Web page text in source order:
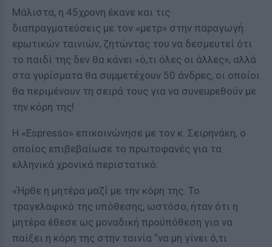
Μάλιστα, η 45χρονη έκανε και τις
διαπραγματεύσεις με τον «μετρ» στην παραγωγή
εpωτικών ταινιών, ζητώντας του να δεσμευτεί ότι
το παιδί της δεν θα κάνει «ό,τι όλες οι άλλες», αλλά
στα γυρίσματα θα συμμετέχουν 50 άνδρες, οι οποίοι
θα περιμένουν τη σειρά τους για να συνεuρεθούν με
την κόρη της!
H «Espresso» επικοινώνησε με τον κ. Σειρηνάκη, ο
οποίος επιβεβαίωσε το πρωτοφανές για τα
ελληνικά χρονικά περιστατικό:
«Ήρθε η μητέρα μαζί με την κόρη της. Το
τραγελαφικό της υπόθεσης, ωστόσο, ήταν ότι η
μητέρα έθεσε ως μοναδική προϋπόθεση για να
παίξει η κόρη της στην ταινία “να μη γίνει ό,τι